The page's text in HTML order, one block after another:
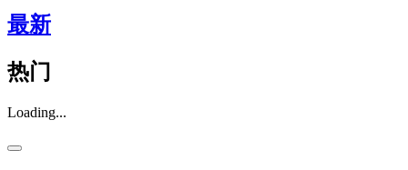
最新
热门
Loading...